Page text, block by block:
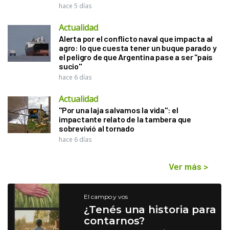
hace 5 días
Actualidad
Alerta por el conflicto naval que impacta al
agro: lo que cuesta tener un buque parado y
el peligro de que Argentina pase a ser "país
sucio"
hace 6 días
Actualidad
"Por una laja salvamos la vida": el
impactante relato de la tambera que
sobrevivió al tornado
hace 6 días
Ver más >
El campo y vos
¿Tenés una historia para
contarnos?